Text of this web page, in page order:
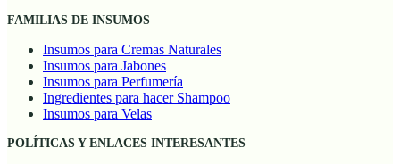
FAMILIAS DE INSUMOS
Insumos para Cremas Naturales
Insumos para Jabones
Insumos para Perfumería
Ingredientes para hacer Shampoo
Insumos para Velas
POLÍTICAS Y ENLACES INTERESANTES